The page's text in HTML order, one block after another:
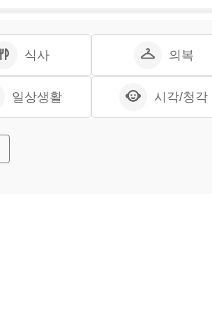
식사 의복
일상생활 시각/청각